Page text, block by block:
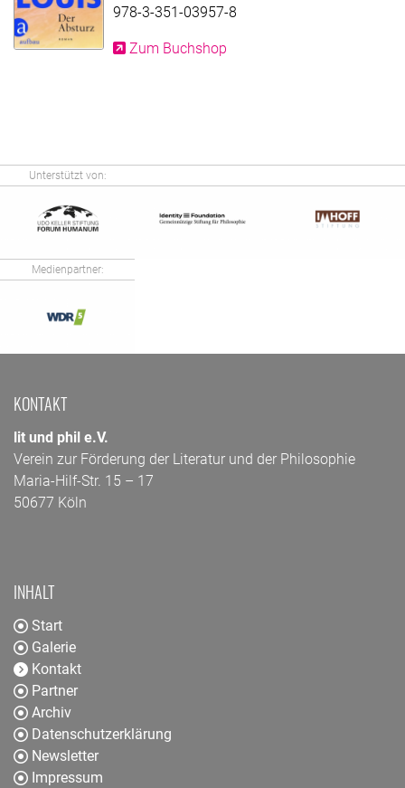
978-3-351-03957-8
Zum Buchshop
Unterstützt von:
Medienpartner:
KONTAKT
lit und phil e.V.
Verein zur Förderung der Literatur und der Philosophie
Maria-Hilf-Str. 15 – 17
50677 Köln
INHALT
Start
Galerie
Kontakt
Partner
Archiv
Datenschutzerklärung
Newsletter
Impressum